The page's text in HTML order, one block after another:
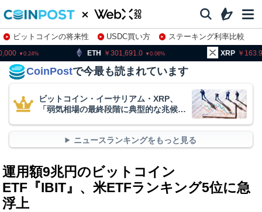
ビットコインの将来性 USDC買い方
ステーキング利率比較
株特集・関連銘柄
301,691.0 XRP 163.91
CoinPostで今最も読まれています
ビットコイン・イーサリアム・XRP、
「弱気相場の最終段階に典型的な兆候」
ニュースランキングをもっと見る
運用額9兆円のビットコイン
ETF『IBIT』、米ETFランキング5位に急
浮上